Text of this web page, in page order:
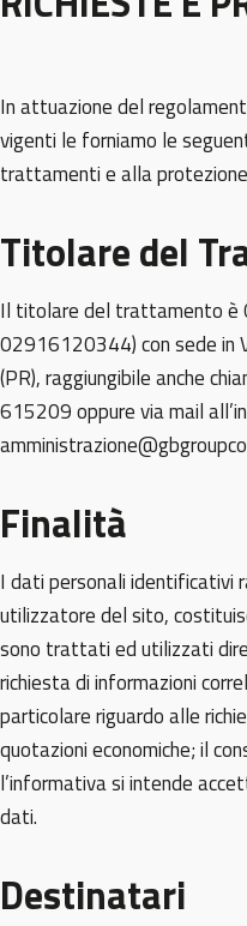
In attuazione del
vigenti le forniamo le
trattamenti e alla
Titolare del
Il titolare del trattamento è
02916120344) con sede in
(PR), raggiungibile anche
615209 oppure via mail
Finalità
I dati personali identificativi
utilizzatore del sito,
sono trattati ed utilizzati
richiesta di informazioni
particolare riguardo alle
quotazioni economiche; il
l’informativa si intende
dati.
Destinatari